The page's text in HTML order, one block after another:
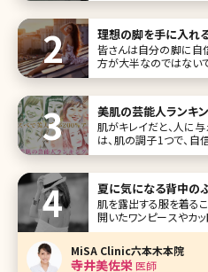
理想の脚を手に入れ
皆さんは自分の脚に自
方が大半なのではない
が理想と考えられてい
る方法について詳しく紹
美肌の芸能人ランキ
肌がキレイだと、人に
は、肌の調子1つで、自
性にとって、目や鼻な
いほどの美肌をもった
ング形式に
夏に気になる背中の
肌を露出する服を着る
開いたワンピースやカ
できていて慌ててしま
着の季節になると背
分では目にすることが
MiSA Clinic六本木本院
寺井美佐栄医師